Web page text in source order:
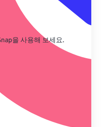
을 사용해 보세요.